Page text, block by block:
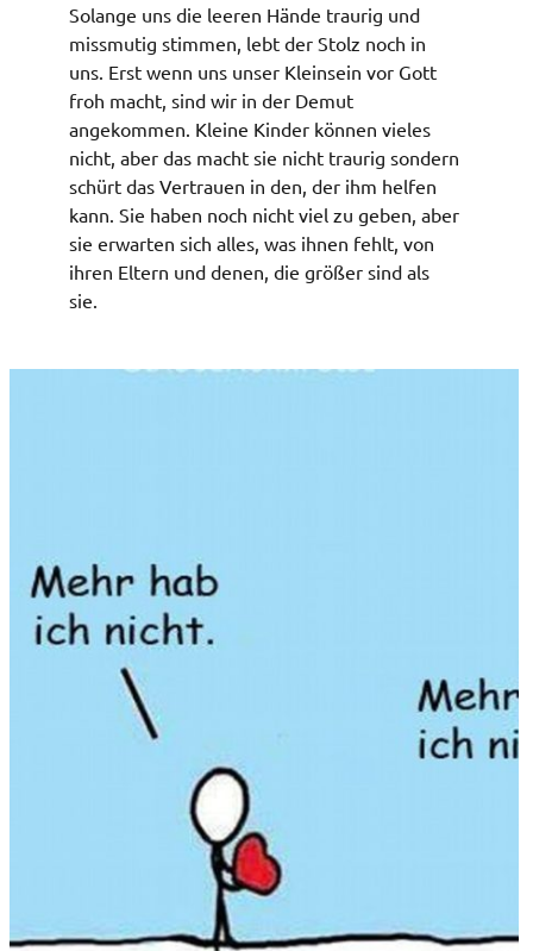
Solange uns die leeren Hände traurig und
missmutig stimmen, lebt der Stolz noch in
uns. Erst wenn uns unser Kleinsein vor Gott
froh macht, sind wir in der Demut
angekommen. Kleine Kinder können vieles
nicht, aber das macht sie nicht traurig sondern
schürt das Vertrauen in den, der ihm helfen
kann. Sie haben noch nicht viel zu geben, aber
sie erwarten sich alles, was ihnen fehlt, von
ihren Eltern und denen, die größer sind als
sie.